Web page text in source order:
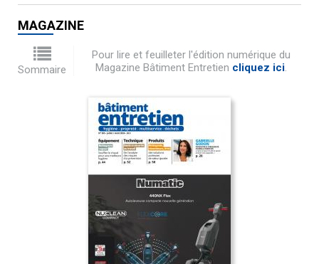
MAGAZINE
Sommaire
Pour lire et feuilleter l'édition numérique du
Magazine Bâtiment Entretien cliquez ici.